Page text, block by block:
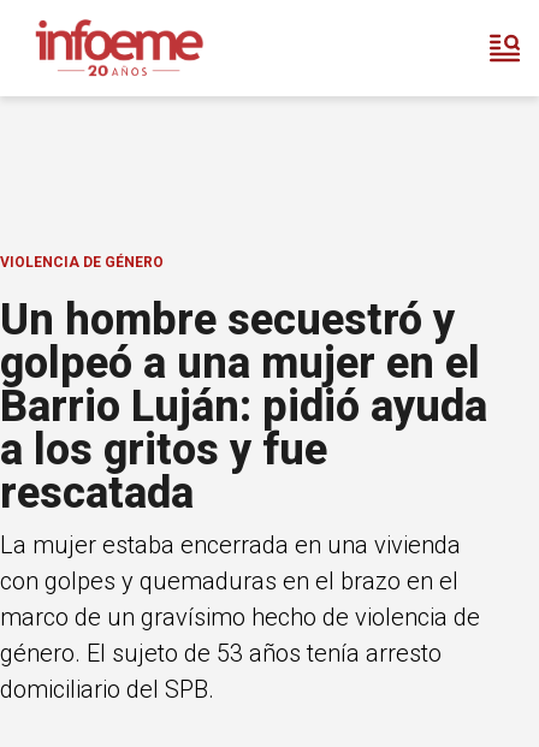
VIOLENCIA DE GÉNERO
Un hombre secuestró y
golpeó a una mujer en el
Barrio Luján: pidió ayuda
a los gritos y fue
rescatada
La mujer estaba encerrada en una vivienda
con golpes y quemaduras en el brazo en el
marco de un gravísimo hecho de violencia de
género. El sujeto de 53 años tenía arresto
domiciliario del SPB.